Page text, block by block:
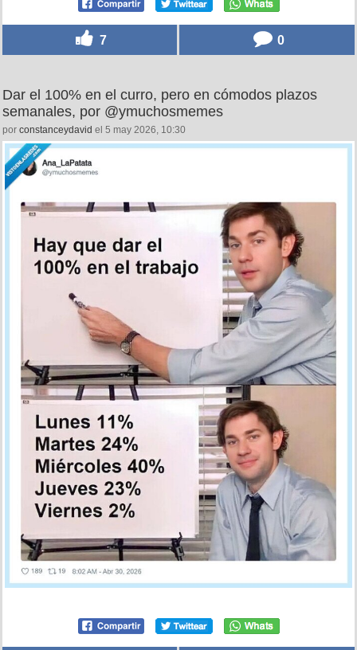
7 0
Dar el 100% en el curro, pero en cómodos plazos
semanales, por @ymuchosmemes
por constanceydavid el 5 may 2026, 10:30